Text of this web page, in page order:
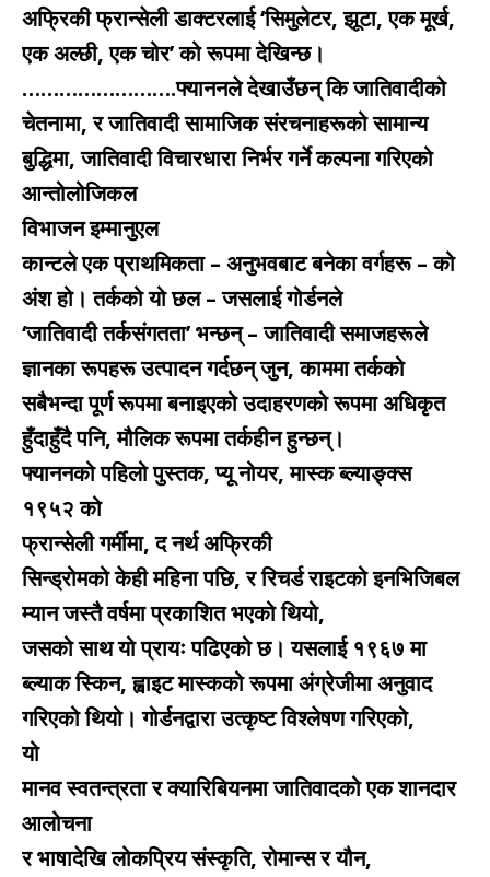
अफ्रिकी फ्रान्सेली डाक्टरलाई ‘सिमुलेटर, झूटा, एक मूर्ख,
एक अल्छी, एक चोर’ को रूपमा देखिन्छ।
…………………….फ्याननले देखाउँछन् कि जातिवादीको
चेतनामा, र जातिवादी सामाजिक संरचनाहरूको सामान्य
बुद्धिमा, जातिवादी विचारधारा निर्भर गर्ने कल्पना गरिएको
आन्तोलोजिकल
विभाजन इम्मानुएल
कान्टले एक प्राथमिकता – अनुभवबाट बनेका वर्गहरू – को
अंश हो। तर्कको यो छल – जसलाई गोर्डनले
‘जातिवादी तर्कसंगतता’ भन्छन् – जातिवादी समाजहरूले
ज्ञानका रूपहरू उत्पादन गर्दछन् जुन, काममा तर्कको
सबैभन्दा पूर्ण रूपमा बनाइएको उदाहरणको रूपमा अधिकृत
हुँदाहुँदै पनि, मौलिक रूपमा तर्कहीन हुन्छन्।
फ्याननको पहिलो पुस्तक, प्यू नोयर, मास्क ब्ल्याङ्क्स
१९५२ को
फ्रान्सेली गर्मीमा, द नर्थ अफ्रिकी
सिन्ड्रोमको केही महिना पछि, र रिचर्ड राइटको इनभिजिबल
म्यान जस्तै वर्षमा प्रकाशित भएको थियो,
जसको साथ यो प्रायः पढिएको छ। यसलाई १९६७ मा
ब्ल्याक स्किन, ह्वाइट मास्कको रूपमा अंग्रेजीमा अनुवाद
गरिएको थियो। गोर्डनद्वारा उत्कृष्ट विश्लेषण गरिएको,
यो
मानव स्वतन्त्रता र क्यारिबियनमा जातिवादको एक शानदार
आलोचना
र भाषादेखि लोकप्रिय संस्कृति, रोमान्स र यौन,